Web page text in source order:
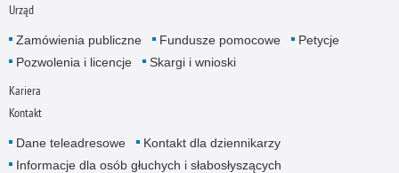
Urząd
Zamówienia publiczne Fundusze pomocowe
Petycje
Pozwolenia i licencje
Skargi i wnioski
Kariera
Kontakt
Dane teleadresowe
Kontakt dla dziennikarzy
Informacje dla osób głuchych i słabosłyszących